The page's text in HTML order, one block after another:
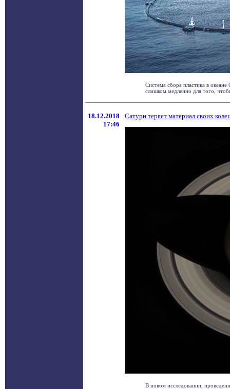
Система сбора пластика в
слишком медленно для того,
18.12.2018
17:46
Сатурн теряет материал своих
В новом исследовании,